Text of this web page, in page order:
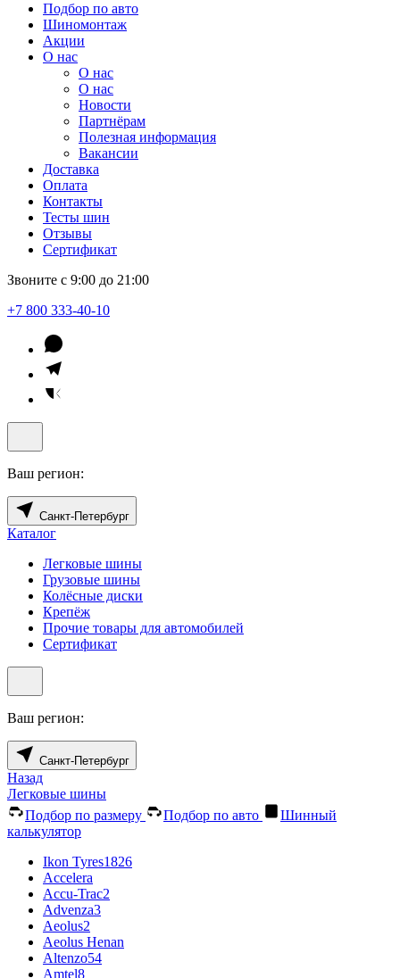
Подбор по авто
Шиномонтаж
Акции
О нас
О нас
О нас
Новости
Партнёрам
Полезная информация
Вакансии
Доставка
Оплата
Контакты
Тесты шин
Отзывы
Сертификат
Звоните с 9:00 до 21:00
+7 800 333-40-10
Ваш регион:
Санкт-Петербург
Каталог
Легковые шины
Грузовые шины
Колёсные диски
Крепёж
Прочие товары для автомобилей
Сертификат
Ваш регион:
Санкт-Петербург
Назад
Легковые шины
Подбор по размеру
Подбор по авто
Шинный
калькулятор
Ikon Tyres1826
Accelera
Accu-Trac2
Advenza3
Aeolus2
Aeolus Henan
Altenzo54
Amtel8